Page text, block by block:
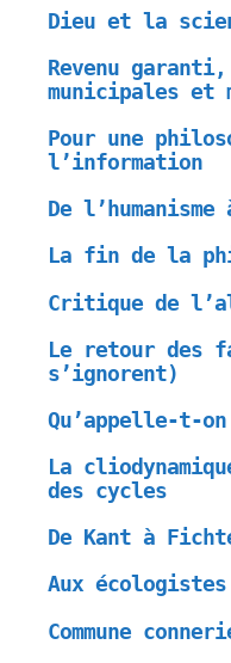
Dieu et la
Revenu
municipales et
Pour une
l’information
De
La fin de la
Critique de
Le retour des
s’ignorent)
Qu’appelle-t-
La
des cycles
De Kant à
Aux
Commune